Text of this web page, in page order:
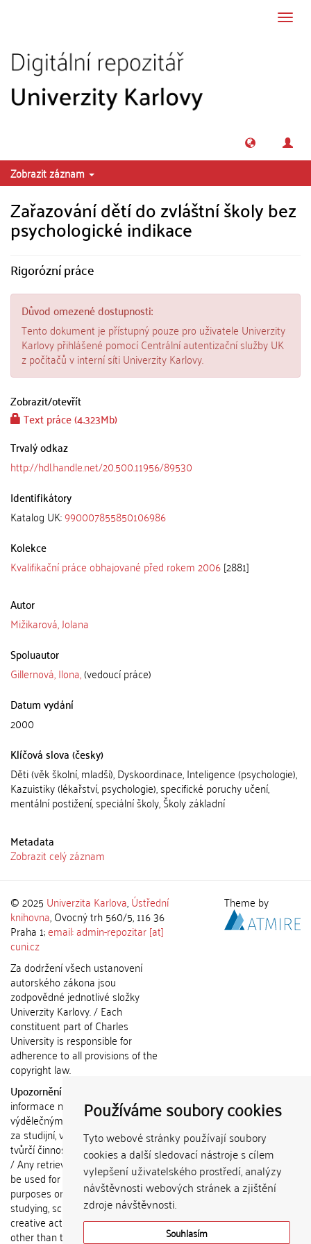
Používáme soubory cookies
Tyto webové stránky používají soubory
cookies a další sledovací nástroje s cílem
vylepšení uživatelského prostředí, analýzy
návštěvnosti webových stránek a zjištění
zdroje návštěvnosti.
Souhlasím
Zobrazit záznam
Zařazování dětí do zvláštní školy bez
psychologické indikace
Rigorózní práce
Důvod omezené dostupnosti:
Tento dokument je přístupný pouze pro uživatele Univerzity
Karlovy přihlášené pomocí Centrální autentizační služby UK
z počítačů v interní síti Univerzity Karlovy.
Zobrazit/otevřít
Text práce (4.323Mb)
Trvalý odkaz
http://hdl.handle.net/20.500.11956/89530
Identifikátory
Katalog UK:990007855850106986
Kolekce
Kvalifikační práce obhajované před rokem 2006[2881]
Autor
Mižikarová, Jolana
Spoluautor
Gillernová, Ilona,(vedoucí práce)
Datum vydání
2000
Klíčová slova (česky)
Děti (věk školní, mladší), Dyskoordinace, Inteligence (psychologie),
Kazuistiky (lékařství, psychologie), specifické poruchy učení,
mentální postižení, speciální školy, Školy základní
Metadata
Zobrazit celý záznam
© 2025 Univerzita Karlova,Ústřední
knihovna, Ovocný trh 560/5, 116 36
Praha 1;email: admin-repozitar [at]
cuni.cz
Za dodržení všech ustanovení
autorského zákona jsou
zodpovědné jednotlivé složky
Univerzity Karlovy. / Each
constituent part of Charles
University is responsible for
adherence to all provisions of the
copyright law.
Upozornění / Notice:
informace nemohou být použity k
výdělečným účelům nebo vydávány
za studijní, vědeckou nebo jinou
tvůrčí činnost jiné osoby než autora.
/ Any retrieved information shall not
be used for any commercial
purposes or claimed as results of
studying, scientific or any other
creative activities of any person
other than the author.
Theme by